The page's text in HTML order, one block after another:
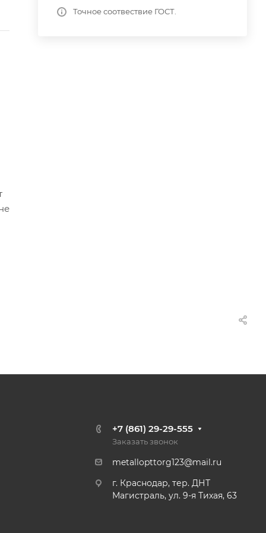
Точное соотвествие ГОСТ.
+7 (861) 29-29-555
Заказать звонок
metallopttorg123@mail.ru
г. Краснодар, тер. ДНТ
Магистраль, ул. 9-я Тихая, 63